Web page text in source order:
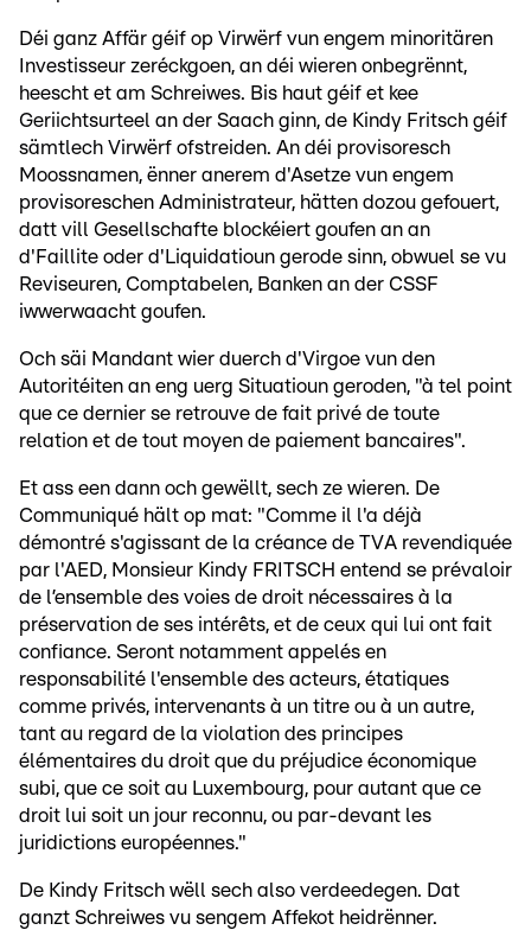
Déi ganz Affär géif op Virwërf vun engem minoritären
Investisseur zeréckgoen, an déi wieren onbegrënnt,
heescht et am Schreiwes. Bis haut géif et kee
Geriichtsurteel an der Saach ginn, de Kindy Fritsch géif
sämtlech Virwërf ofstreiden. An déi provisoresch
Moossnamen, ënner anerem d'Asetze vun engem
provisoreschen Administrateur, hätten dozou gefouert,
datt vill Gesellschafte blockéiert goufen an an
d'Faillite oder d'Liquidatioun gerode sinn, obwuel se vu
Reviseuren, Comptabelen, Banken an der CSSF
iwwerwaacht goufen.
Och säi Mandant wier duerch d'Virgoe vun den
Autoritéiten an eng uerg Situatioun geroden, "à tel point
que ce dernier se retrouve de fait privé de toute
relation et de tout moyen de paiement bancaires".
Et ass een dann och gewëllt, sech ze wieren. De
Communiqué hält op mat: "Comme il l'a déjà
démontré s'agissant de la créance de TVA revendiquée
par l'AED, Monsieur Kindy FRITSCH entend se prévaloir
de l’ensemble des voies de droit nécessaires à la
préservation de ses intérêts, et de ceux qui lui ont fait
confiance. Seront notamment appelés en
responsabilité l'ensemble des acteurs, étatiques
comme privés, intervenants à un titre ou à un autre,
tant au regard de la violation des principes
élémentaires du droit que du préjudice économique
subi, que ce soit au Luxembourg, pour autant que ce
droit lui soit un jour reconnu, ou par-devant les
juridictions européennes."
De Kindy Fritsch wëll sech also verdeedegen. Dat
ganzt Schreiwes vu sengem Affekot heidrënner.